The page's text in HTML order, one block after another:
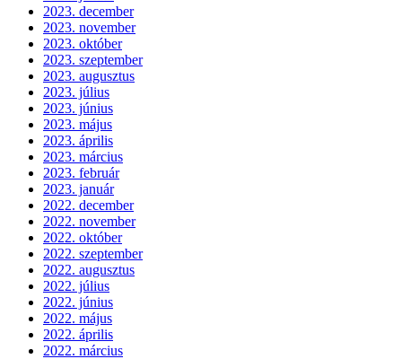
2023. december
2023. november
2023. október
2023. szeptember
2023. augusztus
2023. július
2023. június
2023. május
2023. április
2023. március
2023. február
2023. január
2022. december
2022. november
2022. október
2022. szeptember
2022. augusztus
2022. július
2022. június
2022. május
2022. április
2022. március